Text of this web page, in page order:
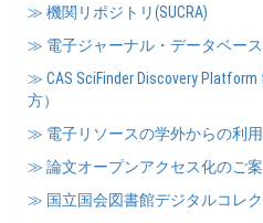
≫ 機関リポジトリ(SUCRA)
≫ 電子ジャーナル・データベース
≫ CAS SciFinder Discovery
方）
≫ 電子リソースの学外からの利
≫ 論文オープンアクセス化のご
≫ 国立国会図書館デジタルコレ